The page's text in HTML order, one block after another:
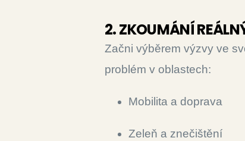
2. ZKOUMÁNÍ
Začni výběrem výzvy ve
problém v oblastech:
Mobilita a doprava
Zeleň a znečištění